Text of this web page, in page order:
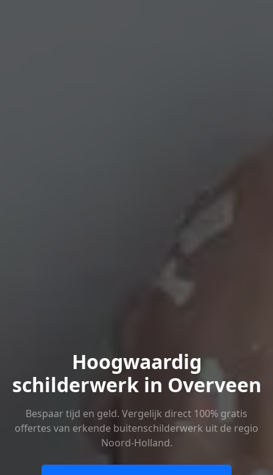
Hoogwaardig
schilderwerk in Overveen
Bespaar tijd en geld. Vergelijk direct 100% gratis
offertes van erkende buitenschilderwerk uit de regio
Noord-Holland.